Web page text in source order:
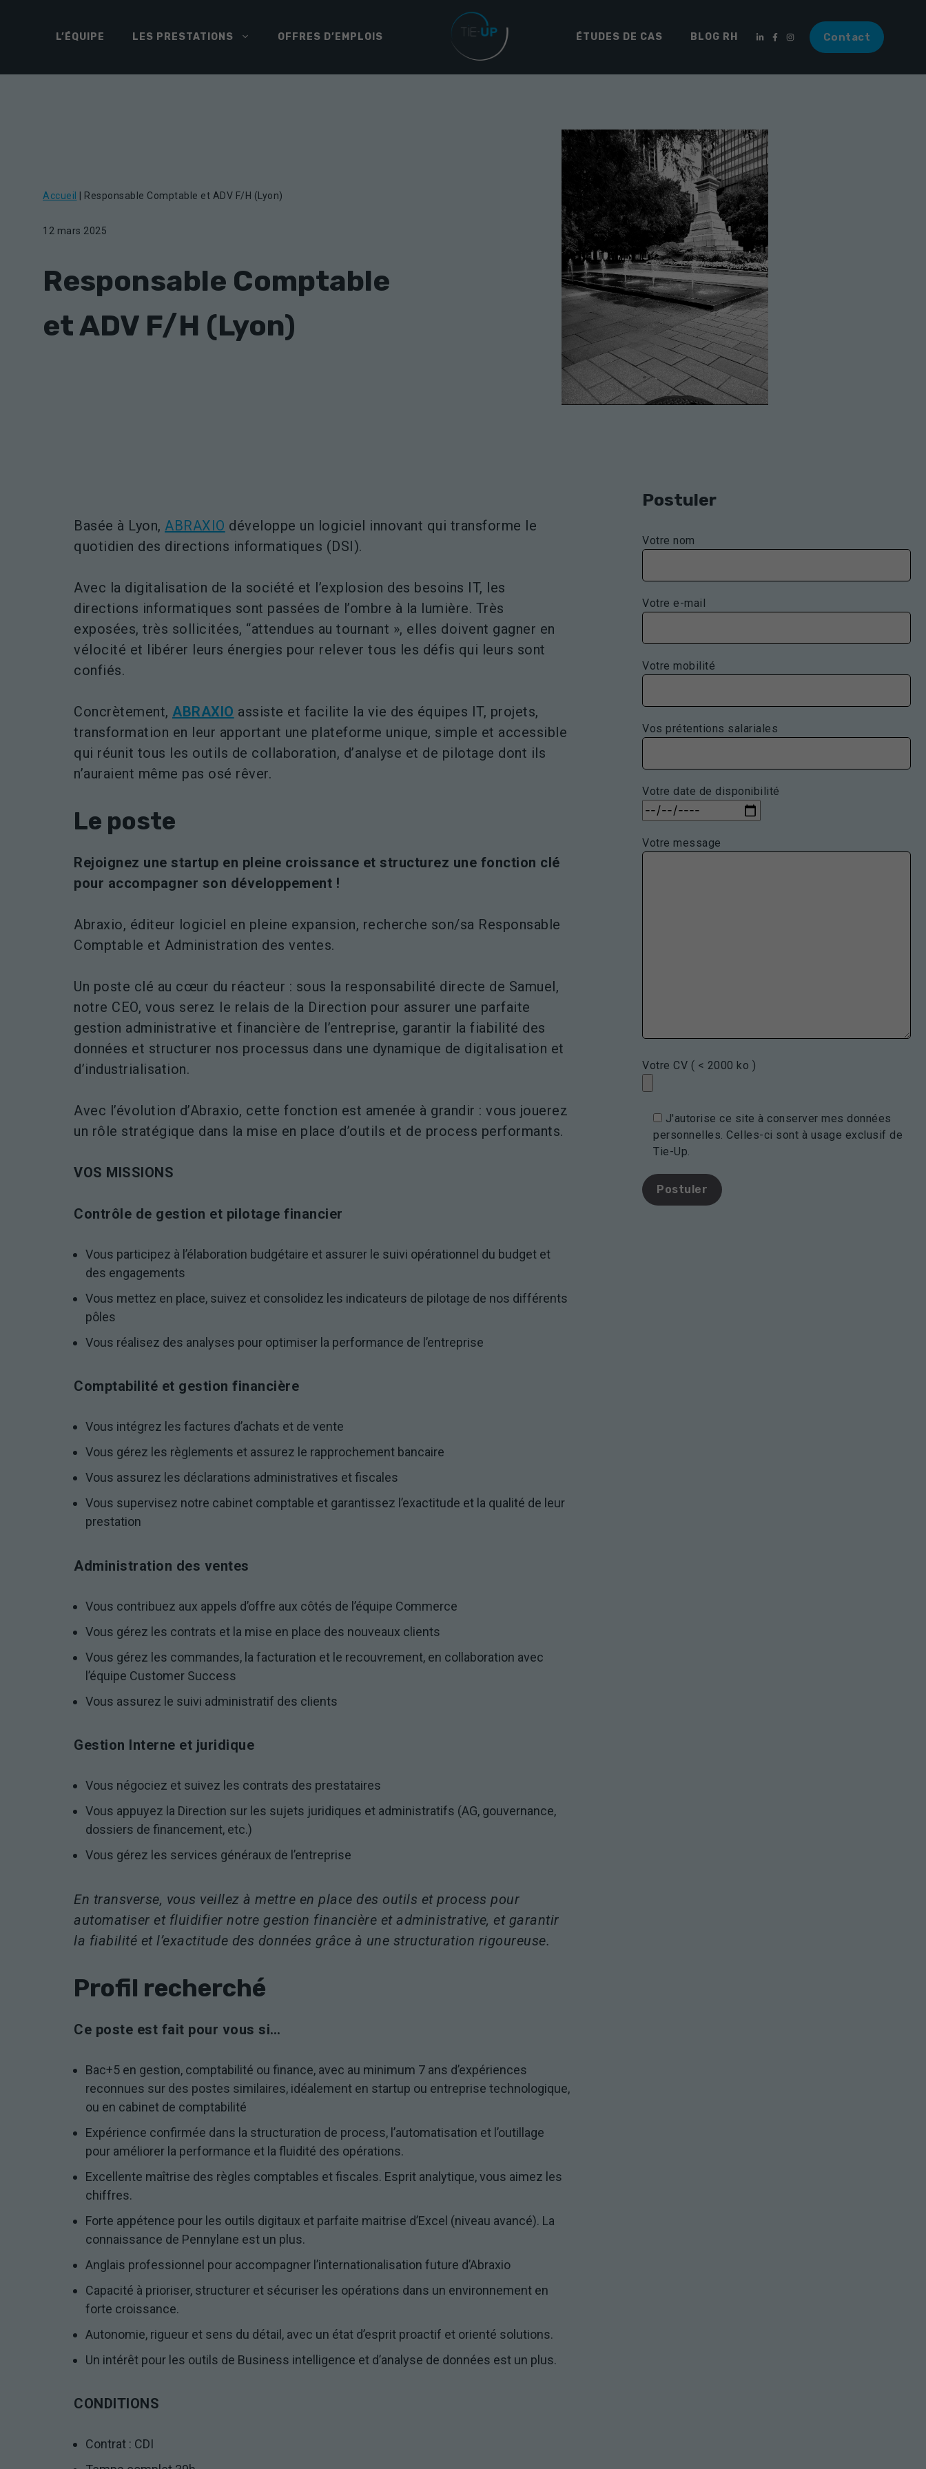
Contact
L’ÉQUIPE LES PRESTATIONS OFFRES D’EMPLOIS ÉTUDES DE CAS BLOG RH
Accueil Responsable Comptable et ADV F/H (Lyon)
12 mars 2025
Responsable Comptable
et ADV F/H (Lyon)
Basée à Lyon, ABRAXIO développe un logiciel innovant qui transforme le
quotidien des directions informatiques (DSI).
Avec la digitalisation de la société et l’explosion des besoins IT, les
directions informatiques sont passées de l’ombre à la lumière. Très
exposées, très sollicitées, “attendues au tournant », elles doivent gagner en
vélocité et libérer leurs énergies pour relever tous les défis qui leurs sont
confiés.
Concrètement, ABRAXIO assiste et facilite la vie des équipes IT, projets,
transformation en leur apportant une plateforme unique, simple et accessible
qui réunit tous les outils de collaboration, d’analyse et de pilotage dont ils
n’auraient même pas osé rêver.
Le poste
Rejoignez une startup en pleine croissance et structurez une fonction clé
pour accompagner son développement !
Abraxio, éditeur logiciel en pleine expansion, recherche son/sa Responsable
Comptable et Administration des ventes.
Un poste clé au cœur du réacteur : sous la responsabilité directe de Samuel,
notre CEO, vous serez le relais de la Direction pour assurer une parfaite
gestion administrative et financière de l’entreprise, garantir la fiabilité des
données et structurer nos processus dans une dynamique de digitalisation et
d’industrialisation.
Avec l’évolution d’Abraxio, cette fonction est amenée à grandir : vous jouerez
un rôle stratégique dans la mise en place d’outils et de process performants.
VOS MISSIONS
Contrôle de gestion et pilotage financier
Vous participez à l’élaboration budgétaire et assurer le suivi opérationnel du budget et
des engagements
Vous mettez en place, suivez et consolidez les indicateurs de pilotage de nos différents
pôles
Vous réalisez des analyses pour optimiser la performance de l’entreprise
Comptabilité et gestion financière
Vous intégrez les factures d’achats et de vente
Vous gérez les règlements et assurez le rapprochement bancaire
Vous assurez les déclarations administratives et fiscales
Vous supervisez notre cabinet comptable et garantissez l’exactitude et la qualité de leur
prestation
Administration des ventes
Vous contribuez aux appels d’offre aux côtés de l’équipe Commerce
Vous gérez les contrats et la mise en place des nouveaux clients
Vous gérez les commandes, la facturation et le recouvrement, en collaboration avec
l’équipe Customer Success
Vous assurez le suivi administratif des clients
Gestion Interne et juridique
Vous négociez et suivez les contrats des prestataires
Vous appuyez la Direction sur les sujets juridiques et administratifs (AG, gouvernance,
dossiers de financement, etc.)
Vous gérez les services généraux de l’entreprise
En transverse, vous veillez à mettre en place des outils et process pour
automatiser et fluidifier notre gestion financière et administrative, et garantir
la fiabilité et l’exactitude des données grâce à une structuration rigoureuse.
Profil recherché
Ce poste est fait pour vous si…
Bac+5 en gestion, comptabilité ou finance, avec au minimum 7 ans d’expériences
reconnues sur des postes similaires, idéalement en startup ou entreprise technologique,
ou en cabinet de comptabilité
Expérience confirmée dans la structuration de process, l’automatisation et l’outillage
pour améliorer la performance et la fluidité des opérations.
Excellente maîtrise des règles comptables et fiscales. Esprit analytique, vous aimez les
chiffres.
Forte appétence pour les outils digitaux et parfaite maitrise d’Excel (niveau avancé). La
connaissance de Pennylane est un plus.
Anglais professionnel pour accompagner l’internationalisation future d’Abraxio
Capacité à prioriser, structurer et sécuriser les opérations dans un environnement en
forte croissance.
Autonomie, rigueur et sens du détail, avec un état d’esprit proactif et orienté solutions.
Un intérêt pour les outils de Business intelligence et d’analyse de données est un plus.
CONDITIONS
Contrat : CDI
Postuler
Votre nom
Votre e-mail
Votre mobilité
Vos prétentions salariales
Votre date de disponibilité
Votre message
Votre CV ( < 2000 ko )
J'autorise ce site à conserver mes données
personnelles. Celles-ci sont à usage exclusif de
Tie-Up.
nous
fonctionnalité
site Web, en
fonction de
le site Web
est utilisé.
Afin que notre
fonctionne